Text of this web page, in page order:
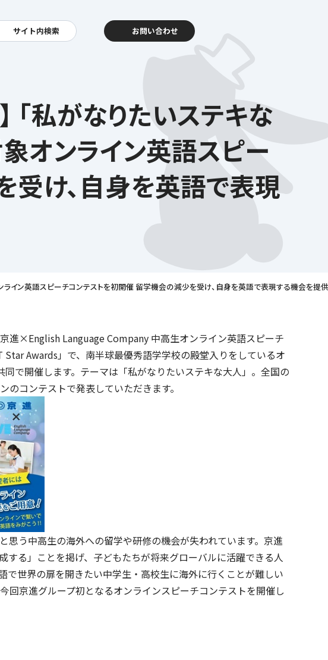
育児・暮らしサービス一覧へ
めに
活動報告
お客様相談センター
ス
サイト内検索 お問い合わせ
私がなりたいステキな
オンライン英語スピー
け、自身を英語で表現
イン英語スピーチコンテストを初開催 留学機会の減少を受け、自身を英語で表現する機会を提供
進×English Language Company 中高生オンライン英語スピーチ
Awards」で、南半球最優秀語学学校の殿堂入りをしているオ
で開催します。テーマは「私がなりたいステキな大人」。全国の
コンテストで発表していただきます。
う中高生の海外への留学や研修の機会が失われています。京進
る」ことを掲げ、子どもたちが将来グローバルに活躍できる人
世界の扉を開きたい中学生・高校生に海外に行くことが難しい
京進グループ初となるオンラインスピーチコンテストを開催し